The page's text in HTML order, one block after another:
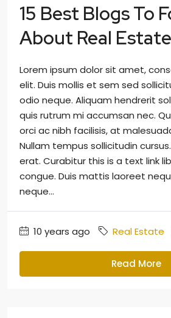
15 Best Blogs To
About Real Estate
Lorem ipsum dolor sit amet,
elit. Duis mollis et sem sed
odio neque. Aliquam hendrerit
quis rutrum mi accumsan nec.
orci ac nibh facilisis, at
Nullam tempus sollicitudin
erat. Curabitur this is a text link
congue. Duis mattis laoreet
neque...
10 years ago Real Estate
Read More